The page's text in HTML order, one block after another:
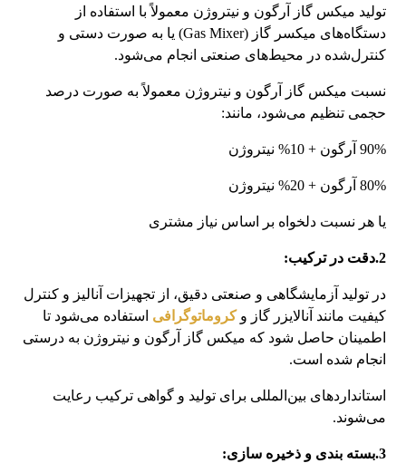
تولید میکس گاز آرگون و نیتروژن معمولاً با استفاده از
دستگاه‌های میکسر گاز (Gas Mixer) یا به‌ صورت دستی و
کنترل‌شده در محیط‌های صنعتی انجام می‌شود.
نسبت میکس گاز آرگون و نیتروژن معمولاً به صورت درصد
حجمی تنظیم می‌شود، مانند:
90% آرگون + 10% نیتروژن
80% آرگون + 20% نیتروژن
یا هر نسبت دلخواه بر اساس نیاز مشتری
2.دقت در ترکیب:
در تولید آزمایشگاهی و صنعتی دقیق، از تجهیزات آنالیز و کنترل
کیفیت مانند آنالایزر گاز وکروماتوگرافی استفاده می‌شود تا
اطمینان حاصل شود که میکس گاز آرگون و نیتروژن به‌ درستی
انجام شده است.
استانداردهای بین‌المللی برای تولید و گواهی‌ ترکیب رعایت
می‌شوند.
3.بسته ‌بندی و ذخیره‌ سازی: